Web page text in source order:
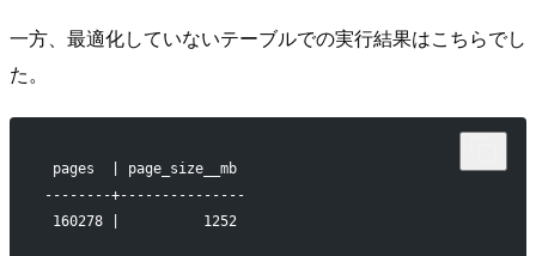
一方、最適化していないテーブルでの実行結果はこちらでし
た。
pages  | page_size__mb
--------+---------------
160278 |          1252